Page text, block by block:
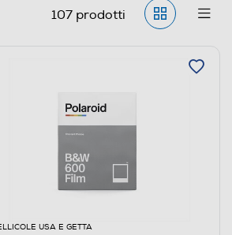
107prodotti
USA E GETTA